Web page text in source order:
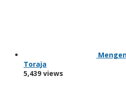
Toraja
5,439 views